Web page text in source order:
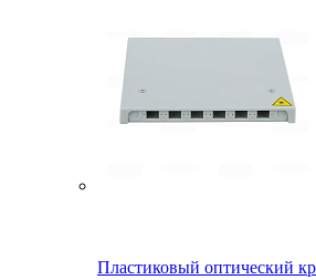
Пластиковый оптический